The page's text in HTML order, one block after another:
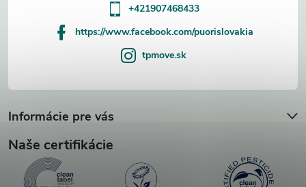
Informácie pre vás
Naše certifikácie
+421907468433
https://www.facebook.com/puorislovakia
tpmove.sk